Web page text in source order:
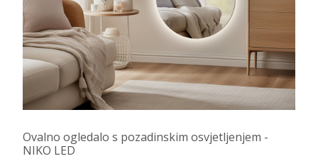
Ovalno ogledalo s pozadinskim osvjetljenjem -
NIKO LED